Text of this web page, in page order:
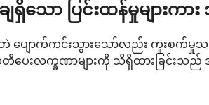
ျေရှိသော ပြင်းထန်မှုများက
ဘဲ ပျောက်ကင်းသွားသော်လည်း ကူးစက်မှု
ပေးလက္ခဏာများကို သိရှိထားခြင်းသည်